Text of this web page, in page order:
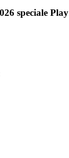
speciale Play